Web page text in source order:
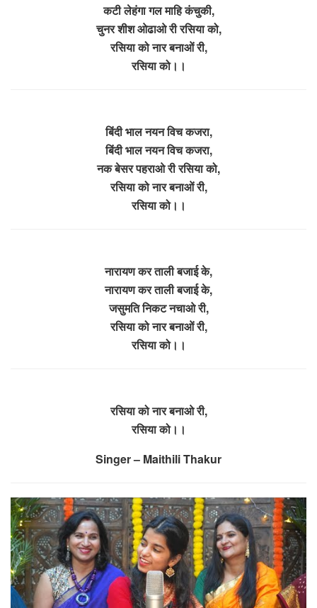
कटी लेहंगा गल माहि कंचुकी,
चुनर शीश ओढाओ री रसिया को,
रसिया को नार बनाओं री,
रसिया को।।
बिंदी भाल नयन विच कजरा,
बिंदी भाल नयन विच कजरा,
नक बेसर पहराओ री रसिया को,
रसिया को नार बनाओं री,
रसिया को।।
नारायण कर ताली बजाई के,
नारायण कर ताली बजाई के,
जसुमति निकट नचाओ री,
रसिया को नार बनाओं री,
रसिया को।।
रसिया को नार बनाओ री,
रसिया को।।
Singer – Maithili Thakur